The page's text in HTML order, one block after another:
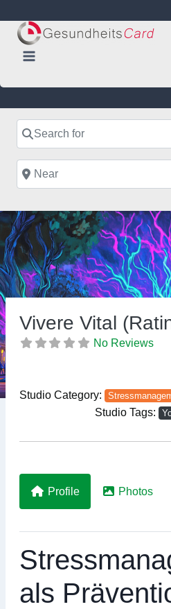
content
Search for
Near
Vivere Vital
No Reviews
Studio Category:
Studio Tags:
Profile Photos
als